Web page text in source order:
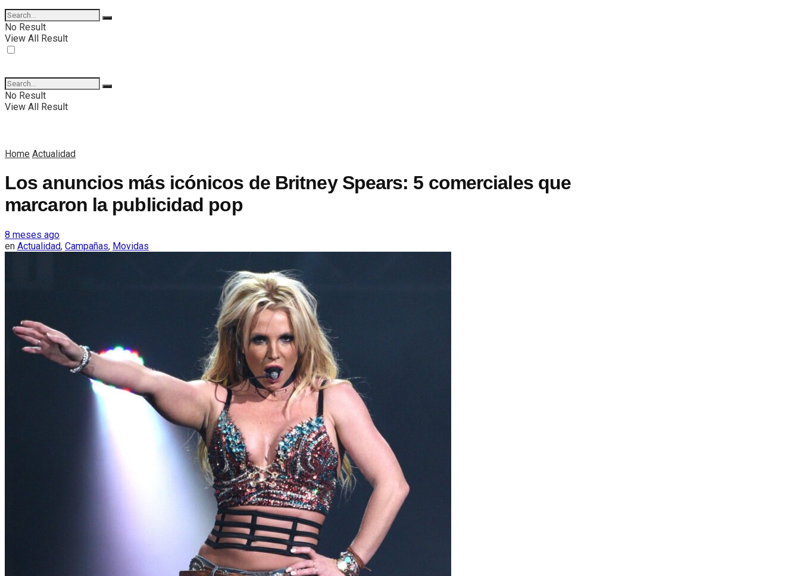
No Result
View All Result
No Result
View All Result
Home Actualidad
Los anuncios más icónicos de Britney Spears: 5 comerciales que
marcaron la publicidad pop
8 meses ago
en Actualidad, Campañas, Movidas